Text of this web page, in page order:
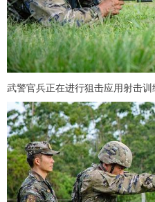
武警官兵正在进行狙击应用射击训